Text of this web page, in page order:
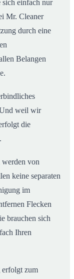
einfach nur
Mr. Cleaner
durch eine
Belangen
weil wir
die
von
keine separaten
im
Flecken
brauchen sich
Ihren
erfolgt zum